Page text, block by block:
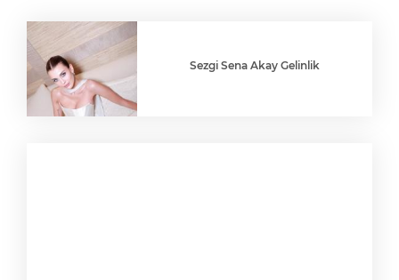
Sezgi Sena Akay Gelinlik